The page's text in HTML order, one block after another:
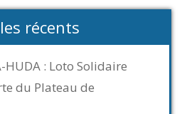
récents
HUDA : Loto Solidaire
du Plateau de